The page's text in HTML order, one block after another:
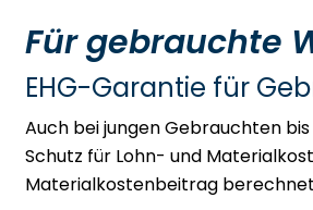
Für gebrauchte
EHG-Garantie für
Auch bei jungen Gebrauchten
Schutz für Lohn- und
Materialkostenbeitrag